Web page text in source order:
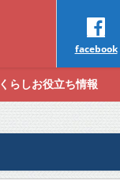
facebook
くらしお役立ち情報